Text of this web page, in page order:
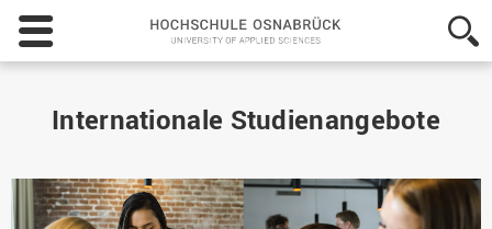
Hochschule
Osnabrück
-
of
Applied
Internationale Studienangebote